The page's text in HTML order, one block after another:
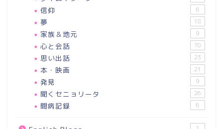
信仰 6
夢 18
家族＆地元 9
心と会話 70
思い出話 23
本・映画 21
発見 9
聞くセニョリータ 26
闘病記録 6